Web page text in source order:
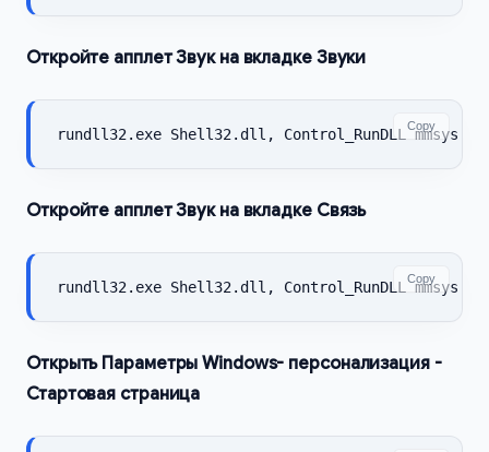
Откройте апплет Звук на вкладке Звуки
rundll32.exe Shell32.dll, Control_RunDLL Copy
Откройте апплет Звук на вкладке Связь
rundll32.exe Shell32.dll, Control_RunDLL Copy
Открыть Параметры Windows- персонализация -
Стартовая страница